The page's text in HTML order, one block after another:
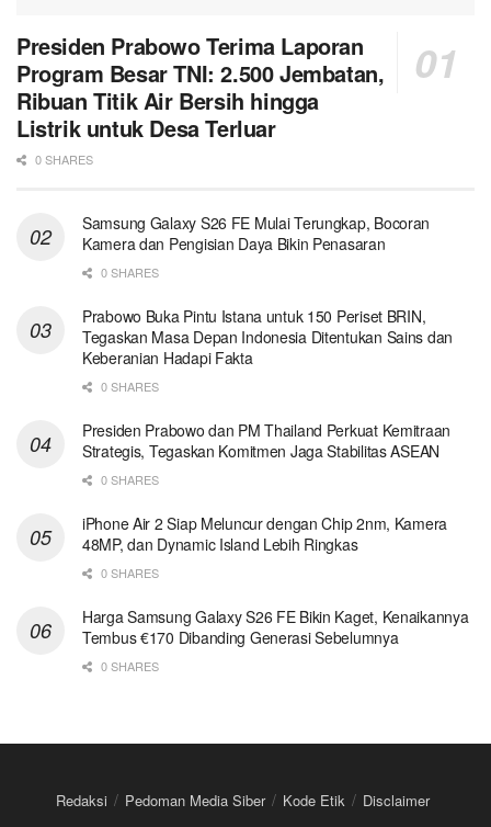
Presiden Prabowo Terima Laporan
Program Besar TNI: 2.500 Jembatan,
Ribuan Titik Air Bersih hingga
Listrik untuk Desa Terluar
0 SHARES
Samsung Galaxy S26 FE Mulai Terungkap, Bocoran
Kamera dan Pengisian Daya Bikin Penasaran
0 SHARES
Prabowo Buka Pintu Istana untuk 150 Periset BRIN,
Tegaskan Masa Depan Indonesia Ditentukan Sains dan
Keberanian Hadapi Fakta
0 SHARES
Presiden Prabowo dan PM Thailand Perkuat Kemitraan
Strategis, Tegaskan Komitmen Jaga Stabilitas ASEAN
0 SHARES
iPhone Air 2 Siap Meluncur dengan Chip 2nm, Kamera
48MP, dan Dynamic Island Lebih Ringkas
0 SHARES
Harga Samsung Galaxy S26 FE Bikin Kaget, Kenaikannya
Tembus €170 Dibanding Generasi Sebelumnya
0 SHARES
Redaksi Pedoman Media Siber Kode Etik Disclaimer